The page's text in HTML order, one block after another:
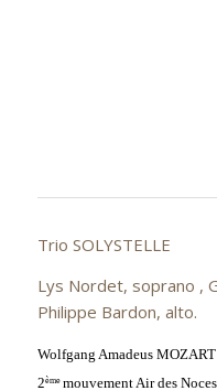
Trio SOLYSTELLE
Lys Nordet, soprano ,
Philippe Bardon, alto.
Wolfgang Amadeus
2ème mouvement Air des Noces